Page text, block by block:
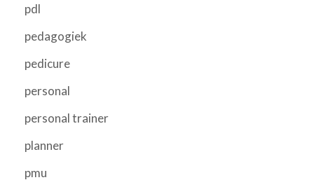
pdl
pedagogiek
pedicure
personal
personal trainer
planner
pmu